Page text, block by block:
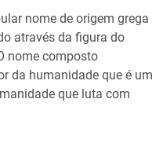
nome de origem grega
através da figura do
nome composto
da humanidade que é um
que luta com